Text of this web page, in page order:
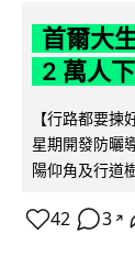
首爾大
2 萬人
【行路都要
星期開發防曬
陽仰角及行道
42 3 ↗